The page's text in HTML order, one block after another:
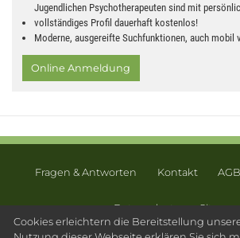
Jugendlichen Psychotherapeuten sind mit
vollständiges Profil dauerhaft kostenlos!
Moderne, ausgereifte Suchfunktionen, auch mobil
Online Anmeldung
Fragen & Antworten Kontakt AGB
Datenschutz
© 2003 - 2026
Cookies erleichtern die Bereitstellung